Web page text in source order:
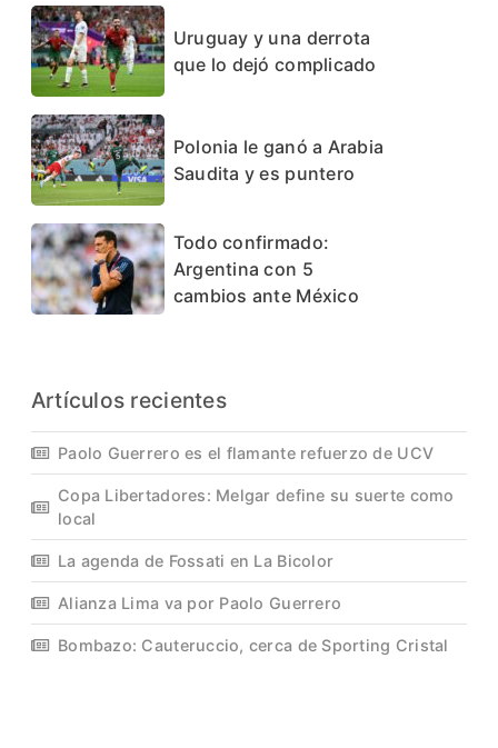
Uruguay y una derrota
que lo dejó complicado
Polonia le ganó a Arabia
Saudita y es puntero
Todo confirmado:
Argentina con 5
cambios ante México
Artículos recientes
Paolo Guerrero es el flamante refuerzo de UCV
Copa Libertadores: Melgar define su suerte como
local
La agenda de Fossati en La Bicolor
Alianza Lima va por Paolo Guerrero
Bombazo: Cauteruccio, cerca de Sporting Cristal